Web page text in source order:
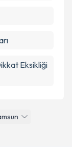
Eksikliği